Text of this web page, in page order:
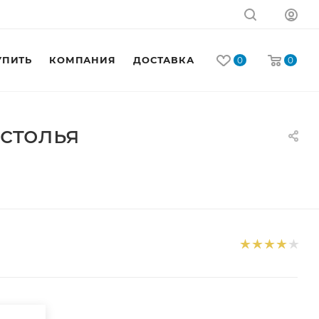
0 0
КОМПАНИЯ ДОСТАВКА КОНТАКТЫ